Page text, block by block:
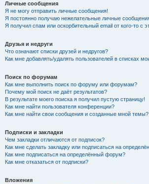
Личные сообщения
Я не могу отправить личные сообщения!
Я постоянно получаю нежелательные личные
Я получил спам или оскорбительный email от кого-то с
Друзья и недруги
Что означают списки друзей и недругов?
Как мне добавлять/удалять пользователей в списках
Поиск по форумам
Как мне выполнить поиск по форуму или форумам?
Почему мой поиск не даёт результатов?
В результате моего поиска я получил пустую страницу!
Как мне найти пользователя конференции?
Как мне найти свои сообщения и созданные мной темы?
Подписки и закладки
Чем закладки отличаются от подписок?
Как мне сделать закладку или подписаться на
Как мне подписаться на определённый форум?
Как мне отказаться от подписки?
Вложения